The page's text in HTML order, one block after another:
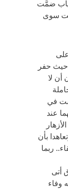
ضمَّت
سوى
حيث حفر
أن لا
في
عند
بأن
ربما
أتى
وفاء